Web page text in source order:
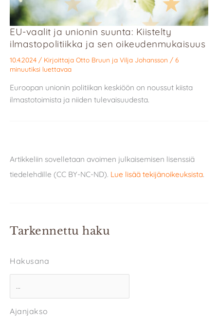
EU-vaalit ja unionin suunta: Kiistelty
ilmastopolitiikka ja sen oikeudenmukaisuus
10.4.2024 / Kirjoittaja Otto Bruun ja Vilja Johansson / 6
minuutiksi luettavaa
Euroopan unionin politiikan keskiöön on noussut kiista
ilmastotoimista ja niiden tulevaisuudesta.
Artikkeliin sovelletaan avoimen julkaisemisen lisenssiä
tiedelehdille (CC BY-NC-ND). Lue lisää tekijänoikeuksista.
Tarkennettu haku
Hakusana
Ajanjakso